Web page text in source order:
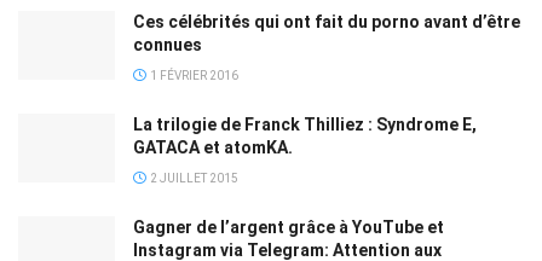
Ces célébrités qui ont fait du porno avant d’être
connues
1 FÉVRIER 2016
La trilogie de Franck Thilliez : Syndrome E,
GATACA et atomKA.
2 JUILLET 2015
Gagner de l’argent grâce à YouTube et
Instagram via Telegram: Attention aux